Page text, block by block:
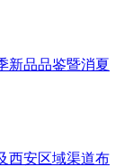
新品品鉴暨消夏
西安区域渠道布